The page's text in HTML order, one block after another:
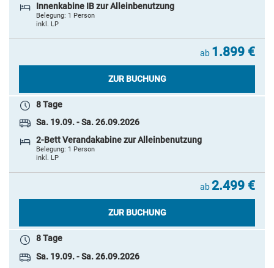
Innenkabine IB zur Alleinbenutzung
Belegung: 1 Person
inkl. LP
ab 1.899 €
ZUR BUCHUNG
8 Tage
Sa. 19.09. - Sa. 26.09.2026
2-Bett Verandakabine zur Alleinbenutzung
Belegung: 1 Person
inkl. LP
ab2.499 €
ZUR BUCHUNG
8 Tage
Sa. 19.09. - Sa. 26.09.2026